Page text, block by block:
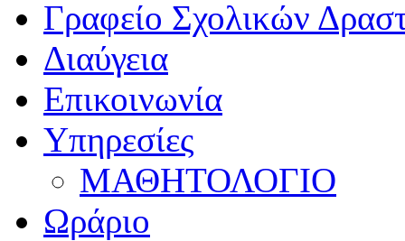
Γραφείο Σχολικών
Διαύγεια
Επικοινωνία
Υπηρεσίες
ΜΑΘΗΤΟΛΟΓΙΟ
Ωράριο